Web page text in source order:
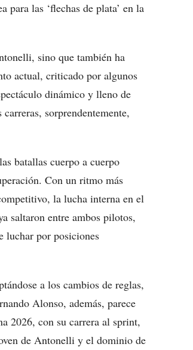
para las ‘flechas de plata’ en la
sino que también ha
actual, criticado por algunos
dinámico y lleno de
sorprendentemente,
batallas cuerpo a cuerpo
Con un ritmo más
la lucha interna en el
saltaron entre ambos pilotos,
luchar por posiciones
a los cambios de reglas,
Alonso, además, parece
2026, con su carrera al sprint,
de Antonelli y el dominio de